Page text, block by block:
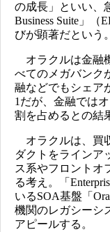
の成長」といい、
Business Suite」
びが顕著だという。
オラクルは金融
べてのメガバンク
融などでもシェア
1だが、金融では
割を占めるとの結
オラクルは、買
ダクトをラインア
ス系やフロントオ
る考え。「
いるSOA基盤「
機関のレガシーシ
アピールする。